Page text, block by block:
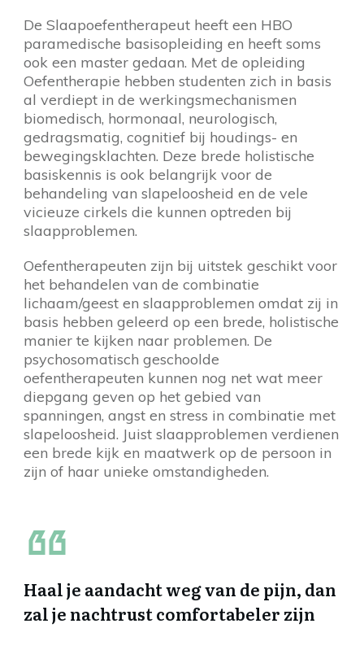
De Slaapoefentherapeut heeft een HBO
paramedische basisopleiding en heeft soms
ook een master gedaan. Met de opleiding
Oefentherapie hebben studenten zich in basis
al verdiept in de werkingsmechanismen
biomedisch, hormonaal, neurologisch,
gedragsmatig, cognitief bij houdings- en
bewegingsklachten. Deze brede holistische
basiskennis is ook belangrijk voor de
behandeling van slapeloosheid en de vele
vicieuze cirkels die kunnen optreden bij
slaapproblemen.
Oefentherapeuten zijn bij uitstek geschikt voor
het behandelen van de combinatie
lichaam/geest en slaapproblemen omdat zij in
basis hebben geleerd op een brede, holistische
manier te kijken naar problemen. De
psychosomatisch geschoolde
oefentherapeuten kunnen nog net wat meer
diepgang geven op het gebied van
spanningen, angst en stress in combinatie met
slapeloosheid. Juist slaapproblemen verdienen
een brede kijk en maatwerk op de persoon in
zijn of haar unieke omstandigheden.
Haal je aandacht weg van de pijn, dan
zal je nachtrust comfortabeler zijn